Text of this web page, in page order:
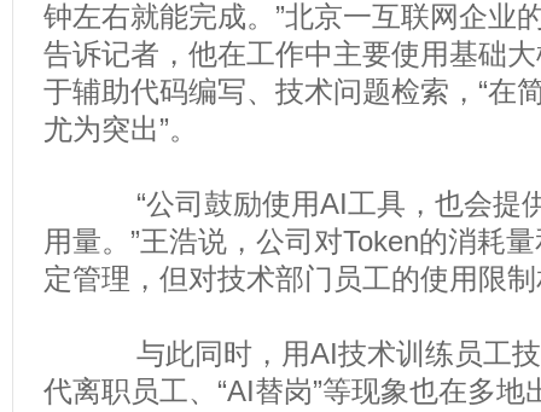
钟左右就能完成。”北京一互联网企业
告诉记者，他在工作中主要使用基础
于辅助代码编写、技术问题检索，“在
尤为突出”。
“公司鼓励使用AI工具，也会提供
用量。”王浩说，公司对Token的消耗
定管理，但对技术部门员工的使用限
与此同时，用AI技术训练员工技
代离职员工、“AI替岗”等现象也在多地